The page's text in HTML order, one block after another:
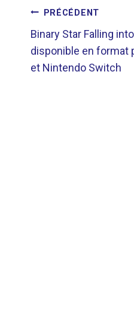
DE
PRÉCÉDENT
Binary Star Falling
disponible en format
et Nintendo Switch